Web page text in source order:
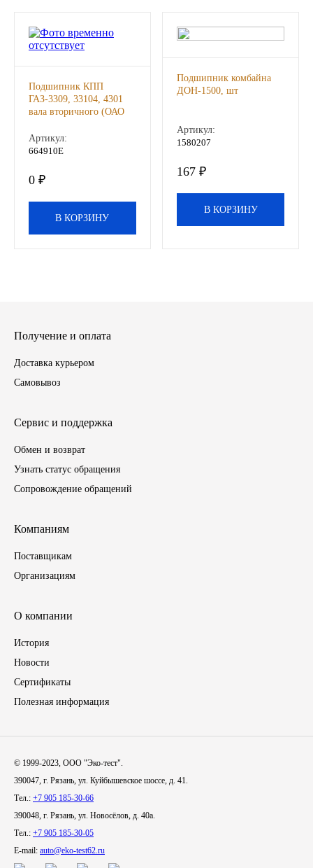
Специальные жидкости
Автозапчасти
КАМАЗ
Иномарки
КРАЗ
ММЗ
ЛИАЗ
Подшипник КПП
ГАЗ-3309, 33104, 4301
вала вторичного (ОАО
Артикул:
664910Е
0 ₽
В КОРЗИНУ
Подшипник комбайна
ДОН-1500, шт
Артикул:
1580207
167 ₽
В КОРЗИНУ
Получение и оплата
Доставка курьером
Самовывоз
Сервис и поддержка
Обмен и возврат
Узнать статус обращения
Сопровождение обращений
Компаниям
Поставщикам
Организациям
О компании
История
Новости
Сертификаты
Полезная информация
© 1999-2023, ООО "Эко-тест".
390047, г. Рязань, ул. Куйбышевское шоссе, д. 41.
Тел.: +7 905 185-30-66
390048, г. Рязань, ул. Новосёлов, д. 40а.
Тел.: +7 905 185-30-05
E-mail: auto@eko-test62.ru